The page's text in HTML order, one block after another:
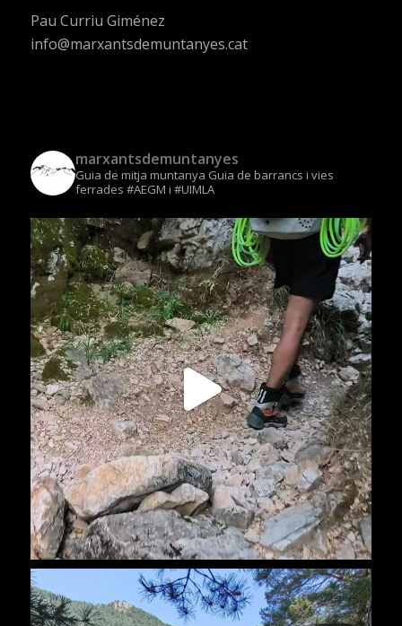
Pau Curriu Giménez
info@marxantsdemuntanyes.cat
marxantsdemuntanyes
Guia de mitja muntanya Guia de barrancs i vies
ferrades #AEGM i #UIMLA